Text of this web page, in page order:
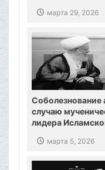
марта 29, 2026
случаю
лидера
марта 5, 2026